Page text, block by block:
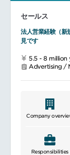
セールス
法人営業経験（新
見です
5.5 - 8 million
Advertising /
Company
Responsibilities